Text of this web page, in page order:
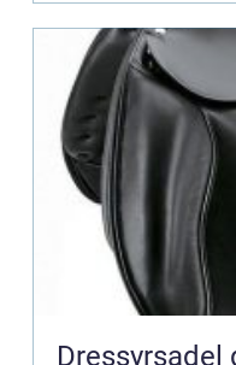
Dressyrsadel grunden för balans,